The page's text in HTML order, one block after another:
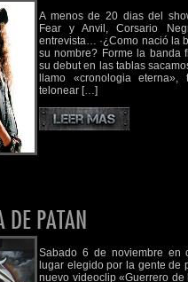
A menos de 20 dias del
Fear y Anvil, Corsario
entrevista… ·¿Como nació la
su nombre? Forme la banda
su debut en las tablas
llamo «cronologia
telonear […]
DE PATAN
Sabado 6 de noviembre en
lugar elegido por la gente de
nuevo videoclip «Guerrero